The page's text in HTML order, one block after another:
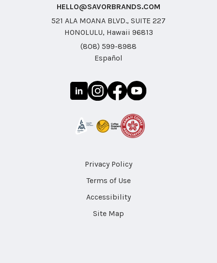
HELLO@SAVORBRANDS.COM
521 ALA MOANA BLVD., SUITE 227
HONOLULU, Hawaii 96813
(808) 599-8988
Español
Privacy Policy
Terms of Use
Accessibility
Site Map